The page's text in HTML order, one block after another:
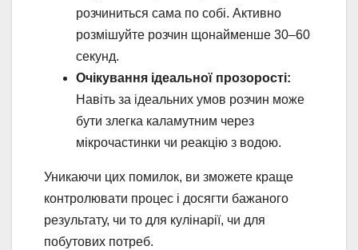
розчиниться сама по собі. Активно
розмішуйте розчин щонайменше 30–60
секунд.
Очікування ідеальної прозорості:
Навіть за ідеальних умов розчин може
бути злегка каламутним через
мікрочастинки чи реакцію з водою.
Уникаючи цих помилок, ви зможете краще
контролювати процес і досягти бажаного
результату, чи то для кулінарії, чи для
побутових потреб.